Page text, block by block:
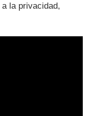
la privacidad,